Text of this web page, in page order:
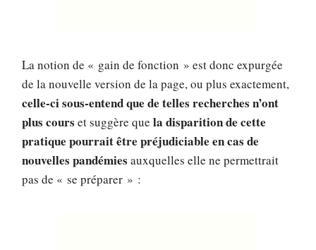
La notion de « gain de fonction » est donc expurgée
de la nouvelle version de la page, ou plus exactement,
celle-ci sous-entend que de telles recherches n’ont
plus cours et suggère quela disparition de cette
pratique pourrait être préjudiciable en cas de
nouvelles pandémies auxquelles elle ne permettrait
pas de « se préparer » :